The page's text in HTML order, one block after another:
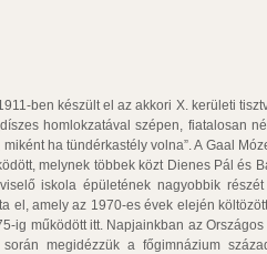
ben készült el az akkori X. kerületi
homlokzatával szépen, fiatalosan
ha tündérkastély volna”. A Gaal
melynek többek közt Dienes Pál és
iskola épületének nagyobbik
el, amely az 1970-es évek elején
ig működött itt. Napjainkban az
megidézzük a főgimnázium